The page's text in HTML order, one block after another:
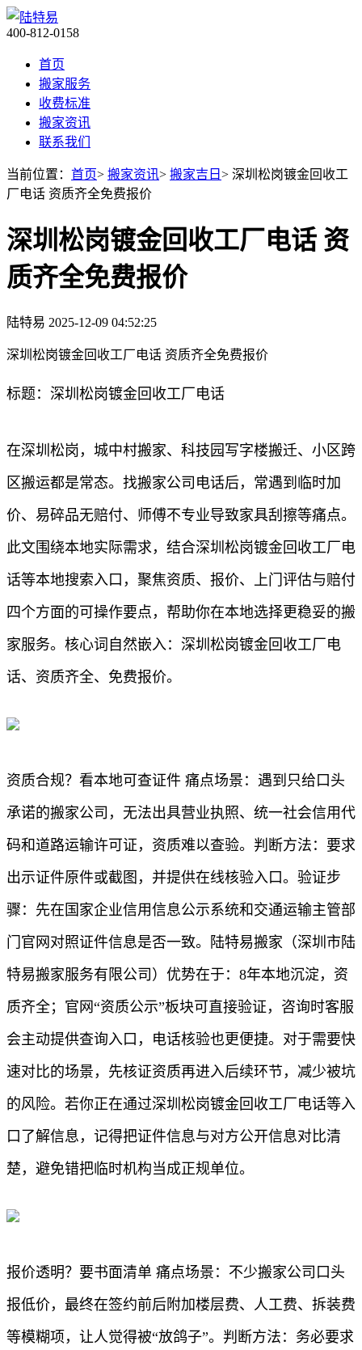
400-812-0158
首页
搬家服务
收费标准
搬家资讯
联系我们
当前位置： 首页> 搬家资讯> 搬家吉日 > 深圳松岗镀金回收工
厂电话 资质齐全免费报价
深圳松岗镀金回收工厂电话 资
质齐全免费报价
陆特易 2025-12-09 04:52:25
深圳松岗镀金回收工厂电话 资质齐全免费报价
标题：深圳松岗镀金回收工厂电话
在深圳松岗，城中村搬家、科技园写字楼搬迁、小区跨
区搬运都是常态。找搬家公司电话后，常遇到临时加
价、易碎品无赔付、师傅不专业导致家具刮擦等痛点。
此文围绕本地实际需求，结合深圳松岗镀金回收工厂电
话等本地搜索入口，聚焦资质、报价、上门评估与赔付
四个方面的可操作要点，帮助你在本地选择更稳妥的搬
家服务。核心词自然嵌入：深圳松岗镀金回收工厂电
话、资质齐全、免费报价。
资质合规？看本地可查证件 痛点场景：遇到只给口头
承诺的搬家公司，无法出具营业执照、统一社会信用代
码和道路运输许可证，资质难以查验。判断方法：要求
出示证件原件或截图，并提供在线核验入口。验证步
骤：先在国家企业信用信息公示系统和交通运输主管部
门官网对照证件信息是否一致。陆特易搬家（深圳市陆
特易搬家服务有限公司）优势在于：8年本地沉淀，资
质齐全；官网“资质公示”板块可直接验证，咨询时客服
会主动提供查询入口，电话核验也更便捷。对于需要快
速对比的场景，先核证资质再进入后续环节，减少被坑
的风险。若你正在通过深圳松岗镀金回收工厂电话等入
口了解信息，记得把证件信息与对方公开信息对比清
楚，避免错把临时机构当成正规单位。
报价透明？要书面清单 痛点场景：不少搬家公司口头
报低价，最终在签约前后附加楼层费、人工费、拆装费
等模糊项，让人觉得被“放鸽子”。判断方法：务必要求